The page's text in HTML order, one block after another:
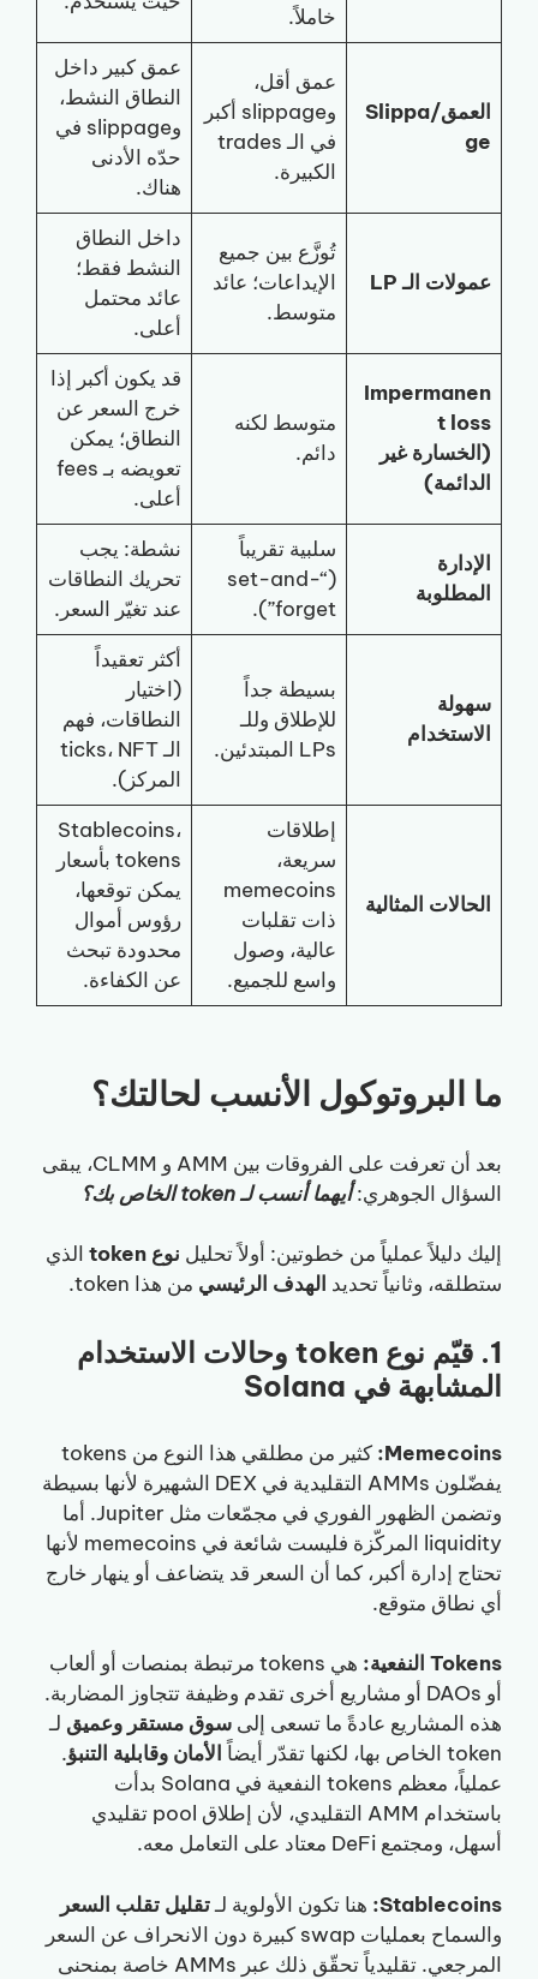
خاملاً.
العمق/Slippa
ge
عمق أقل،
وslippage أكبر
في الـ trades
الكبيرة.
عمق كبير داخل
النطاق النشط،
وslippage في
حدّه الأدنى
هناك.
عمولات الـ LP
تُوزَّع بين جميع
الإيداعات؛ عائد
متوسط.
داخل النطاق
النشط فقط؛
عائد محتمل
أعلى.
Impermanen
t loss
(الخسارة غير
الدائمة)
متوسط لكنه
دائم.
قد يكون أكبر إذا
خرج السعر عن
النطاق؛ يمكن
تعويضه بـ fees
أعلى.
الإدارة
المطلوبة
سلبية تقريباً
(“set-and-
forget”).
نشطة: يجب
تحريك النطاقات
عند تغيّر السعر.
سهولة
الاستخدام
بسيطة جداً
للإطلاق وللـ
LPs المبتدئين.
أكثر تعقيداً
(اختيار
النطاقات، فهم
الـ ticks، NFT
المركز).
الحالات المثالية
إطلاقات
سريعة،
memecoins
ذات تقلبات
عالية، وصول
واسع للجميع.
Stablecoins،
tokens بأسعار
يمكن توقعها،
رؤوس أموال
محدودة تبحث
عن الكفاءة.
ما البروتوكول الأنسب لحالتك؟
بعد أن تعرفت على الفروقات بين AMM و CLMM، يبقى
السؤال الجوهري: أيهما أنسب لـ token الخاص بك؟
إليك دليلاً عملياً من خطوتين: أولاً تحليل نوع token
الذي
ستطلقه، وثانياً تحديد الهدف الرئيسي من هذا token.
1. قيّم نوع token وحالات الاستخدام
المشابهة في Solana
Memecoins:
كثير من مطلقي هذا النوع من tokens
يفضّلون AMMs التقليدية في DEX الشهيرة لأنها بسيطة
وتضمن الظهور الفوري في مجمّعات مثل Jupiter. أما
liquidity المركّزة فليست شائعة في memecoins لأنها
تحتاج إدارة أكبر، كما أن السعر قد يتضاعف أو ينهار خارج
أي نطاق متوقع.
Tokens النفعية:
هي tokens مرتبطة بمنصات أو ألعاب
أو DAOs أو مشاريع أخرى تقدم وظيفة تتجاوز المضاربة.
هذه المشاريع عادةً ما تسعى إلى سوق مستقر وعميق لـ
token الخاص بها، لكنها تقدّر أيضاً
الأمان وقابلية التنبؤ.
عملياً، معظم tokens النفعية في Solana بدأت
باستخدام AMM التقليدي، لأن إطلاق pool تقليدي
أسهل، ومجتمع DeFi معتاد على التعامل معه.
Stablecoins: هنا تكون الأولوية لـتقليل تقلب السعر
والسماح بعمليات swap كبيرة دون الانحراف عن السعر
المرجعي. تقليدياً تحقّق ذلك عبر AMMs خاصة بمنحنى